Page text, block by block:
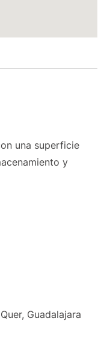
una superficie
y
Guadalajara